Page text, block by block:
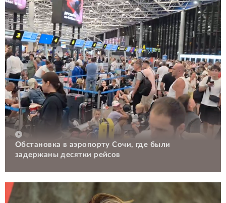
Обстановка в аэропорту Сочи, где были
задержаны десятки рейсов